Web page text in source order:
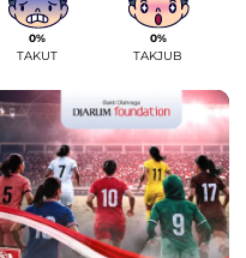
0%
TAKUT
0%
TAKJUB